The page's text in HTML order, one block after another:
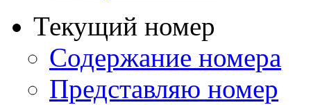
Текущий номер
Содержание номера
Представляю номер